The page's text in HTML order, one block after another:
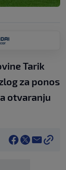
Tarik
za ponos
otvaranju